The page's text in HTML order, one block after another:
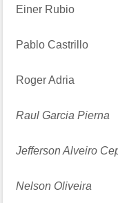
Einer Rubio
Pablo Castrillo
Roger Adria
Raul Garcia Pierna
Jefferson Alveiro
Nelson Oliveira